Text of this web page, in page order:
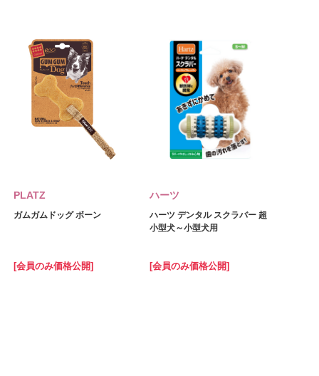
PLATZ
ガムガムドッグ ボーン
[会員のみ価格公開]
ハーツ
ハーツ デンタル スクラバー 超
小型犬～小型犬用
[会員のみ価格公開]